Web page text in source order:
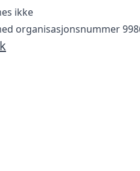
ikke
organisasjonsnummer